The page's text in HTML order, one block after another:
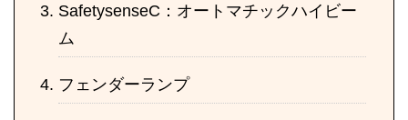
SafetysenseC：オートマチックハイビー
ム
フェンダーランプ